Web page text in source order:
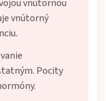
vnútornou
vnútorný
Pocity